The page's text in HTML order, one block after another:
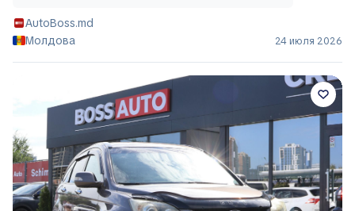
AutoBoss.md
Молдова
24 июля 2026